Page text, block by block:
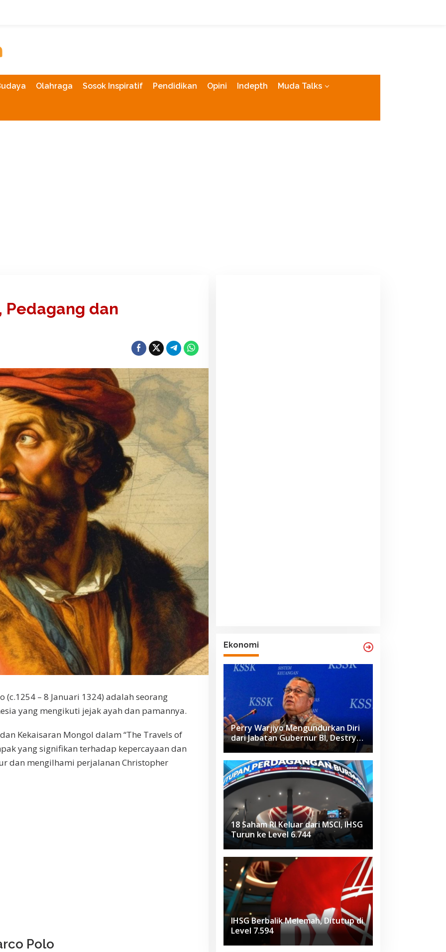
Olahraga Sosok Inspiratif Pendidikan Opini Indepth Muda Talks
Pedagang dan
(c.1254 – 8 Januari 1324) adalah seorang
yang mengikuti jejak ayah dan pamannya.
Kekaisaran Mongol dalam “The Travels of
yang signifikan terhadap kepercayaan dan
dan mengilhami perjalanan Christopher
Polo
Ekonomi
Perry Warjiyo Mengundurkan Diri
dari Jabatan Gubernur BI, Destry
Damayanti Jadi Pejabat Sementara
18 Saham RI Keluar dari MSCI, IHSG
Turun ke Level 6.744
IHSG Berbalik Melemah, Ditutup di
Level 7.594